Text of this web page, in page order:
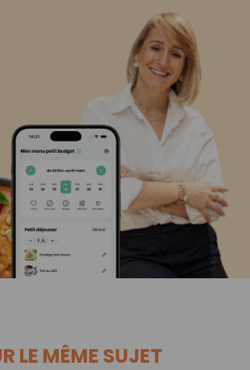
LE MÊME SUJET